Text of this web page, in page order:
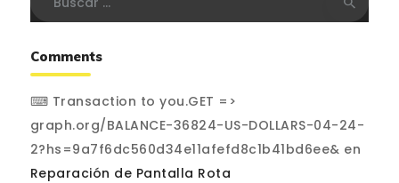
Comments
⌨ Transaction to you.GET =>
graph.org/BALANCE-36824-US-DOLLARS-04-24-
2?hs=9a7f6dc560d34e11afefd8c1b41bd6ee& en
Reparación de Pantalla Rota